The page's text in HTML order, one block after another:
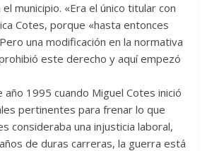
municipio. «Era el único titular con
Cotes, porque «hasta entonces
una modificación en la normativa
este derecho y aquí empezó
1995 cuando Miguel Cotes inició
pertinentes para frenar lo que
consideraba una injusticia laboral,
de duras carreras, la guerra está